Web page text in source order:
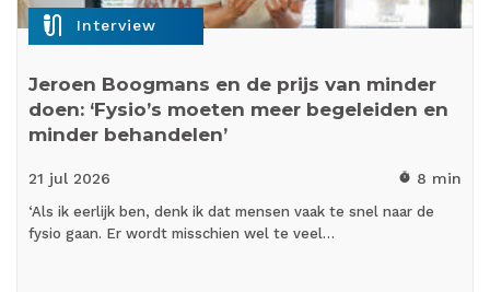
mic_external_on Interview
Jeroen Boogmans en de prijs van minder
doen: ‘Fysio’s moeten meer begeleiden en
minder behandelen’
21 jul 2026 timer 8 min
‘Als ik eerlijk ben, denk ik dat mensen vaak te snel naar de
fysio gaan. Er wordt misschien wel te veel…